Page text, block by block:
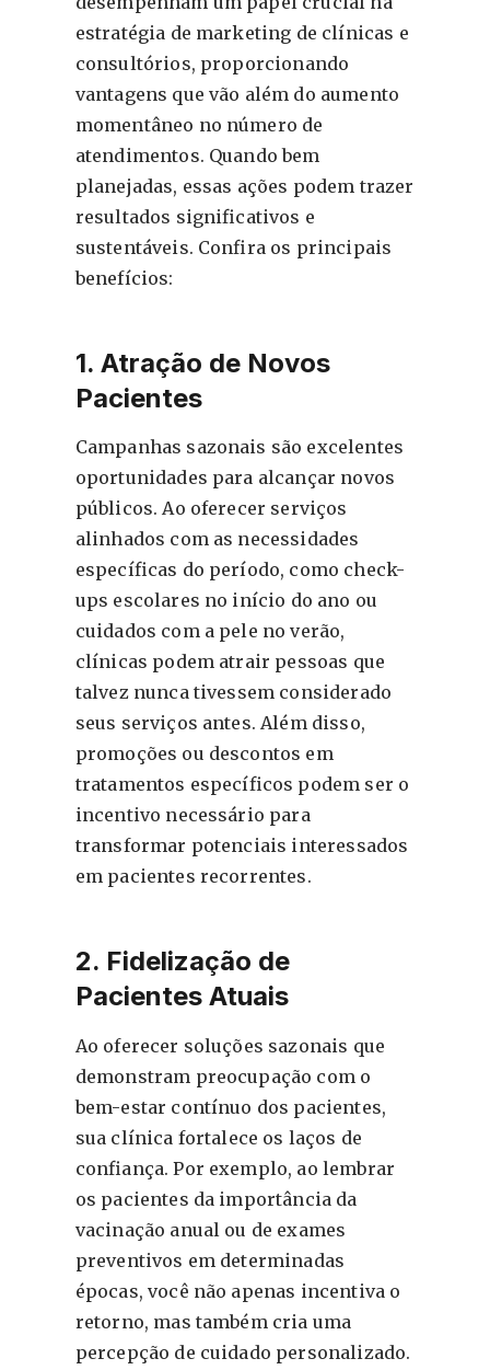
estratégia de marketing de clínicas e
consultórios, proporcionando
vantagens que vão além do aumento
momentâneo no número de
atendimentos. Quando bem
planejadas, essas ações podem trazer
resultados significativos e
sustentáveis. Confira os principais
benefícios:
1. Atração de Novos
Pacientes
Campanhas sazonais são excelentes
oportunidades para alcançar novos
públicos. Ao oferecer serviços
alinhados com as necessidades
específicas do período, como check-
ups escolares no início do ano ou
cuidados com a pele no verão,
clínicas podem atrair pessoas que
talvez nunca tivessem considerado
seus serviços antes. Além disso,
promoções ou descontos em
tratamentos específicos podem ser o
incentivo necessário para
transformar potenciais interessados
em pacientes recorrentes.
2. Fidelização de
Pacientes Atuais
Ao oferecer soluções sazonais que
demonstram preocupação com o
bem-estar contínuo dos pacientes,
sua clínica fortalece os laços de
confiança. Por exemplo, ao lembrar
os pacientes da importância da
vacinação anual ou de exames
preventivos em determinadas
épocas, você não apenas incentiva o
retorno, mas também cria uma
percepção de cuidado personalizado.